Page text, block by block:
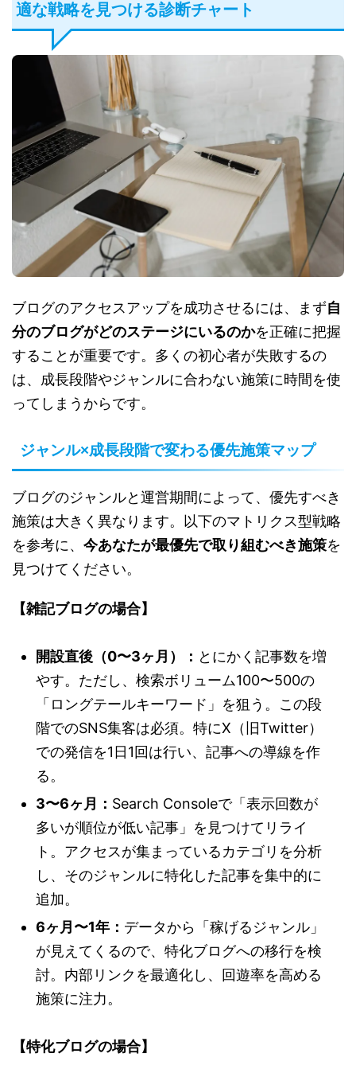
適な戦略を見つける診断チャート
ブログのアクセスアップを成功させるには、まず自
分のブログがどのステージにいるのかを正確に把握
することが重要です。多くの初心者が失敗するの
は、成長段階やジャンルに合わない施策に時間を使
ってしまうからです。
ジャンル×成長段階で変わる優先施策マップ
ブログのジャンルと運営期間によって、優先すべき
施策は大きく異なります。以下のマトリクス型戦略
を参考に、 今あなたが最優先で取り組むべき施策を
見つけてください。
【雑記ブログの場合】
開設直後（0〜3ヶ月）： とにかく記事数を増
やす。ただし、検索ボリューム100〜500の
「ロングテールキーワード」を狙う。この段
階でのSNS集客は必須。特にX（旧Twitter）
での発信を1日1回は行い、記事への導線を作
る。
3〜6ヶ月： Search Consoleで「表示回数が
多いが順位が低い記事」を見つけてリライ
ト。アクセスが集まっているカテゴリを分析
し、そのジャンルに特化した記事を集中的に
追加。
6ヶ月〜1年： データから「稼げるジャンル」
が見えてくるので、特化ブログへの移行を検
討。内部リンクを最適化し、回遊率を高める
施策に注力。
【特化ブログの場合】